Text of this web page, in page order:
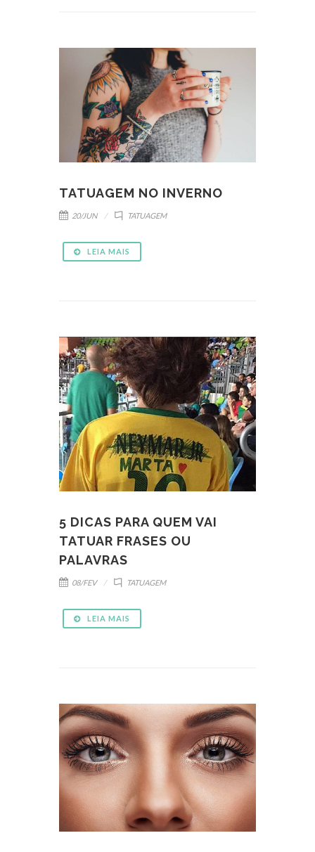
TATUAGEM NO INVERNO
20/JUN TATUAGEM
LEIA MAIS
5 DICAS PARA QUEM VAI
TATUAR FRASES OU
PALAVRAS
08/FEV TATUAGEM
LEIA MAIS